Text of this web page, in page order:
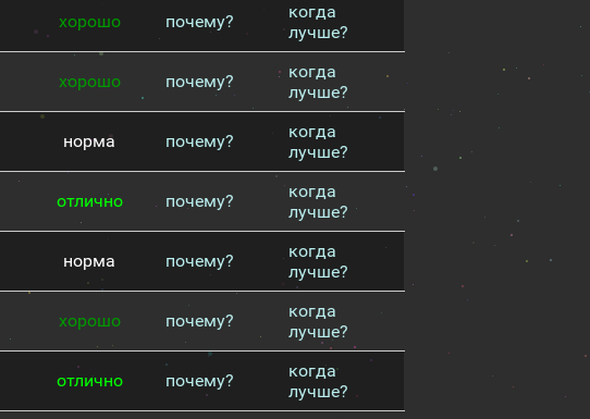
хорошо почему?
когда
лучше?
хорошо почему?
когда
лучше?
норма почему?
когда
лучше?
отлично почему?
когда
лучше?
норма почему?
когда
лучше?
хорошо почему?
когда
лучше?
отлично почему?
когда
лучше?